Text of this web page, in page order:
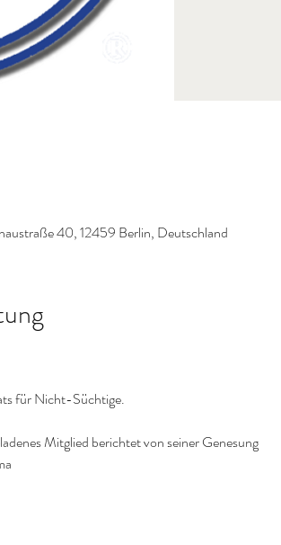
40, 12459 Berlin, Deutschland
für Nicht-Süchtige.
Mitglied berichtet von seiner Genesung